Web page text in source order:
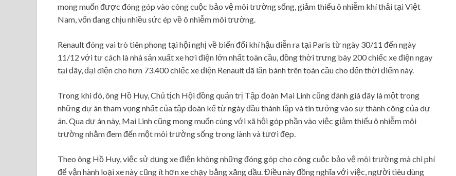
mong muốn được đóng góp vào công cuộc bảo vệ môi trường sống, giảm thiểu ô nhiễm khí thải tại Việt
Nam, vốn đang chịu nhiều sức ép về ô nhiễm môi trường.
Renault đóng vai trò tiên phong tại hội nghị về biến đổi khí hậu diễn ra tại Paris từ ngày 30/11 đến ngày
11/12 với tư cách là nhà sản xuất xe hơi điện lớn nhất toàn cầu, đồng thời trưng bày 200 chiếc xe điện ngay
tại đây, đại diện cho hơn 73.400 chiếc xe điện Renault đã lăn bánh trên toàn cầu cho đến thời điểm này.
Trong khi đó, ông Hồ Huy, Chủ tịch Hội đồng quản trị Tập đoàn Mai Linh cũng đánh giá đây là một trong
những dự án tham vọng nhất của tập đoàn kể từ ngày đầu thành lập và tin tưởng vào sự thành công của dự
án. Qua dự án này, Mai Linh cũng mong muốn cùng với xã hội góp phần vào việc giảm thiểu ô nhiễm môi
trường nhằm đem đến một môi trường sống trong lành và tươi đẹp.
Theo ông Hồ Huy, việc sử dụng xe điện không những đóng góp cho công cuộc bảo vệ môi trường mà chi phí
để vận hành loại xe này cũng ít hơn xe chạy bằng xăng dầu. Điều này đồng nghĩa với việc, người tiêu dùng